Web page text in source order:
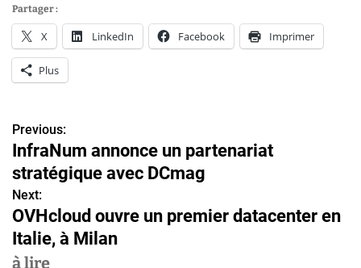
Partager :
X LinkedIn Facebook Imprimer
Plus
N
a
v
i
g
Previous:
InfraNum annonce un partenariat
stratégique avec DCmag
Next:
OVHcloud ouvre un premier datacenter en
Italie, à Milan
à lire